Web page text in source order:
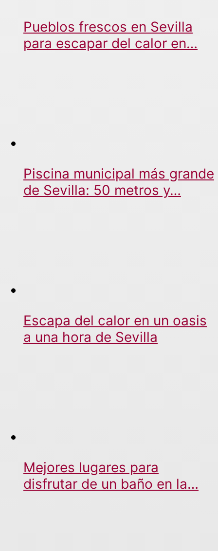
Pueblos frescos en Sevilla
para escapar del calor en…
Piscina municipal más grande
de Sevilla: 50 metros y…
Escapa del calor en un oasis
a una hora de Sevilla
Mejores lugares para
disfrutar de un baño en la…